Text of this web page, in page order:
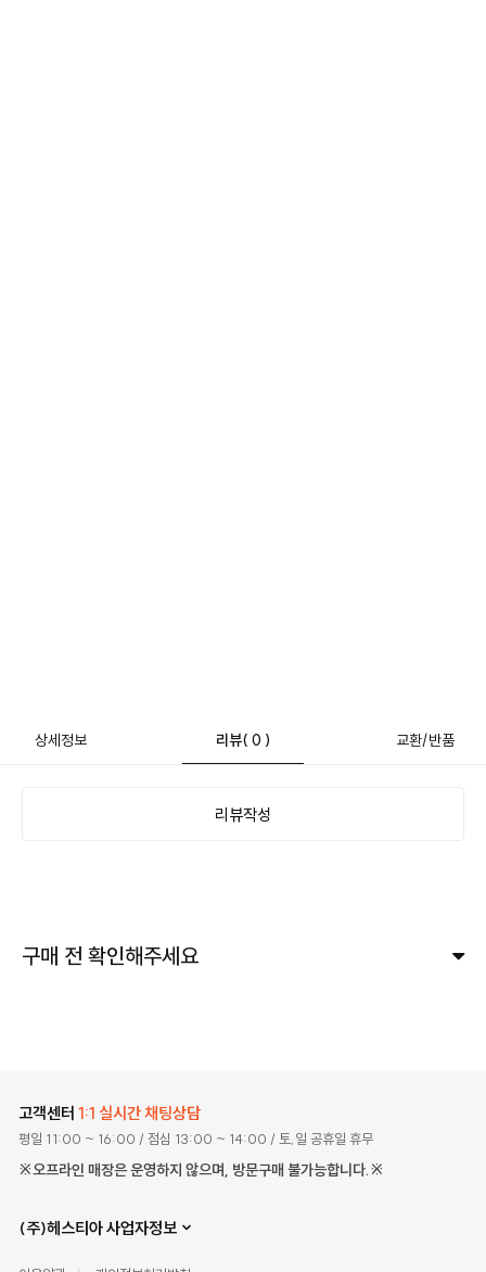
상세정보 리뷰( 0 ) 교환/반품
리뷰작성
구매 전 확인해주세요
고객센터 1:1 실시간 채팅상담
평일 11:00 ~ 16:00 / 점심 13:00 ~ 14:00 / 토,일 공휴일 휴무
※오프라인 매장은 운영하지 않으며, 방문구매 불가능합니다.※
(주)헤스티아 사업자정보